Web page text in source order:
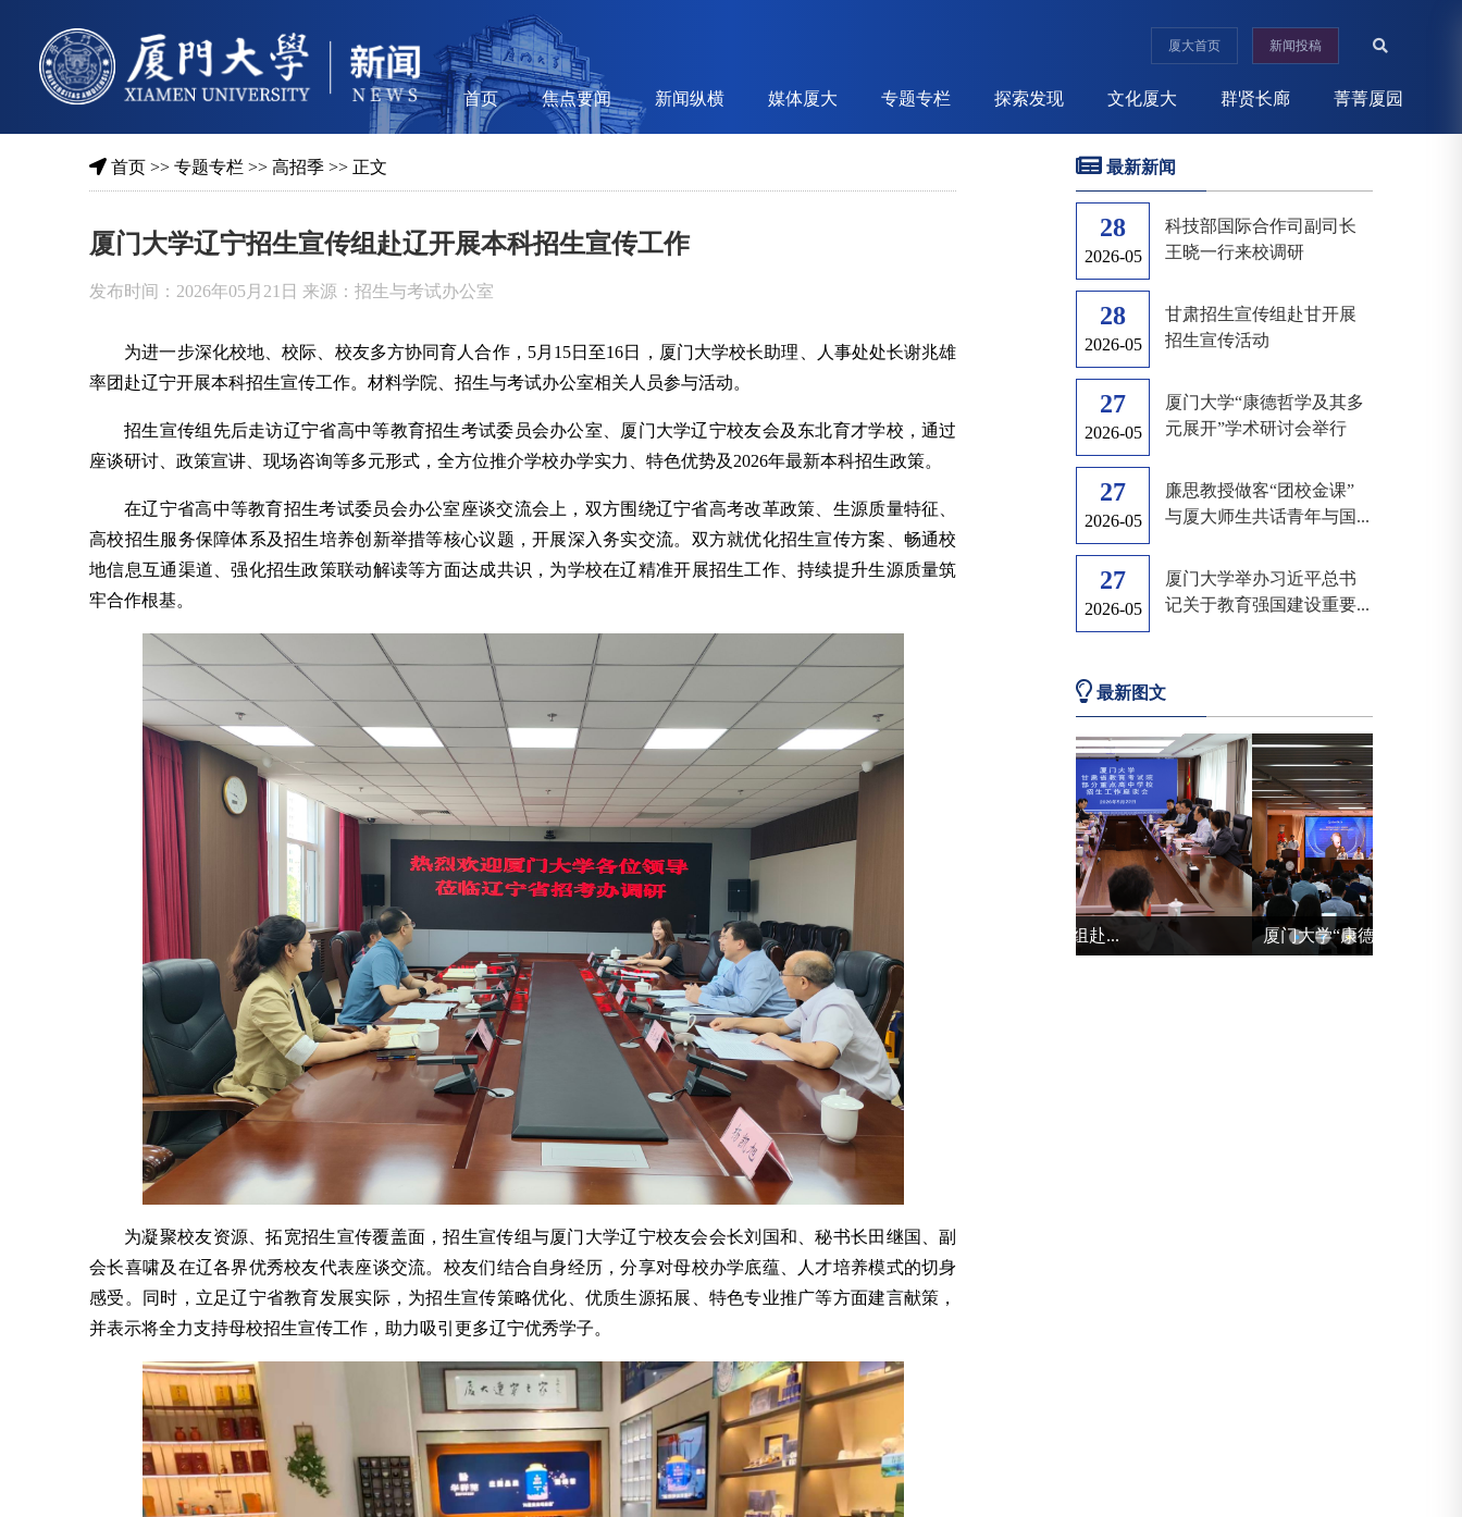
厦大首页 新闻投稿
首页 焦点要闻 新闻纵横 媒体厦大 专题专栏 探索发现 文化厦大 群贤长廊 菁菁厦园
首页 >>专题专栏 >>高招季 >> 正文
厦门大学辽宁招生宣传组赴辽开展本科招生宣传工作
发布时间：2026年05月21日 来源：招生与考试办公室
为进一步深化校地、校际、校友多方协同育人合作，5月15日至16日，厦门大学校长助理、人事处处长谢兆雄
率团赴辽宁开展本科招生宣传工作。材料学院、招生与考试办公室相关人员参与活动。
招生宣传组先后走访辽宁省高中等教育招生考试委员会办公室、厦门大学辽宁校友会及东北育才学校，通过
座谈研讨、政策宣讲、现场咨询等多元形式，全方位推介学校办学实力、特色优势及2026年最新本科招生政策。
在辽宁省高中等教育招生考试委员会办公室座谈交流会上，双方围绕辽宁省高考改革政策、生源质量特征、
高校招生服务保障体系及招生培养创新举措等核心议题，开展深入务实交流。双方就优化招生宣传方案、畅通校
地信息互通渠道、强化招生政策联动解读等方面达成共识，为学校在辽精准开展招生工作、持续提升生源质量筑
牢合作根基。
为凝聚校友资源、拓宽招生宣传覆盖面，招生宣传组与厦门大学辽宁校友会会长刘国和、秘书长田继国、副
会长喜啸及在辽各界优秀校友代表座谈交流。校友们结合自身经历，分享对母校办学底蕴、人才培养模式的切身
感受。同时，立足辽宁省教育发展实际，为招生宣传策略优化、优质生源拓展、特色专业推广等方面建言献策，
并表示将全力支持母校招生宣传工作，助力吸引更多辽宁优秀学子。
最新新闻
28
2026-05
科技部国际合作司副司长
王晓一行来校调研
28
2026-05
甘肃招生宣传组赴甘开展
招生宣传活动
27
2026-05
厦门大学“康德哲学及其多
元展开”学术研讨会举行
27
2026-05
廉思教授做客“团校金课”
与厦大师生共话青年与国...
27
2026-05
厦门大学举办习近平总书
记关于教育强国建设重要...
最新图文
科技部国际合作司... 甘肃招生宣传组赴... 厦门大学“康德哲...